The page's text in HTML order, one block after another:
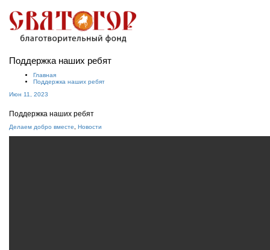
Поддержка наших ребят
Главная
Поддержка наших ребят
Июн 11, 2023
Поддержка наших ребят
Делаем добро вместе Новости